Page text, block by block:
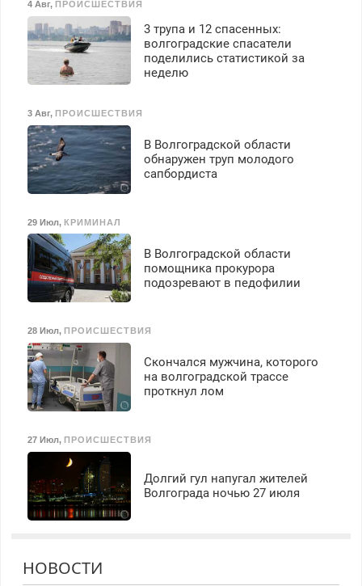
4 Авг, ПРОИСШЕСТВИЯ
3 трупа и 12 спасенных:
волгоградские спасатели
поделились статистикой за
неделю
3 Авг, ПРОИСШЕСТВИЯ
В Волгоградской области
обнаружен труп молодого
сапбордиста
29 Июл, КРИМИНАЛ
В Волгоградской области
помощника прокурора
подозревают в педофилии
28 Июл, ПРОИСШЕСТВИЯ
Скончался мужчина, которого
на волгоградской трассе
проткнул лом
27 Июл, ПРОИСШЕСТВИЯ
Долгий гул напугал жителей
Волгограда ночью 27 июля
НОВОСТИ